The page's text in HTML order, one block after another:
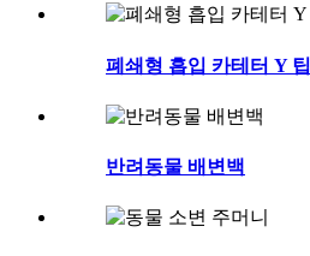
폐쇄형 흡입 카테터 Y 팁
반려동물 배변백